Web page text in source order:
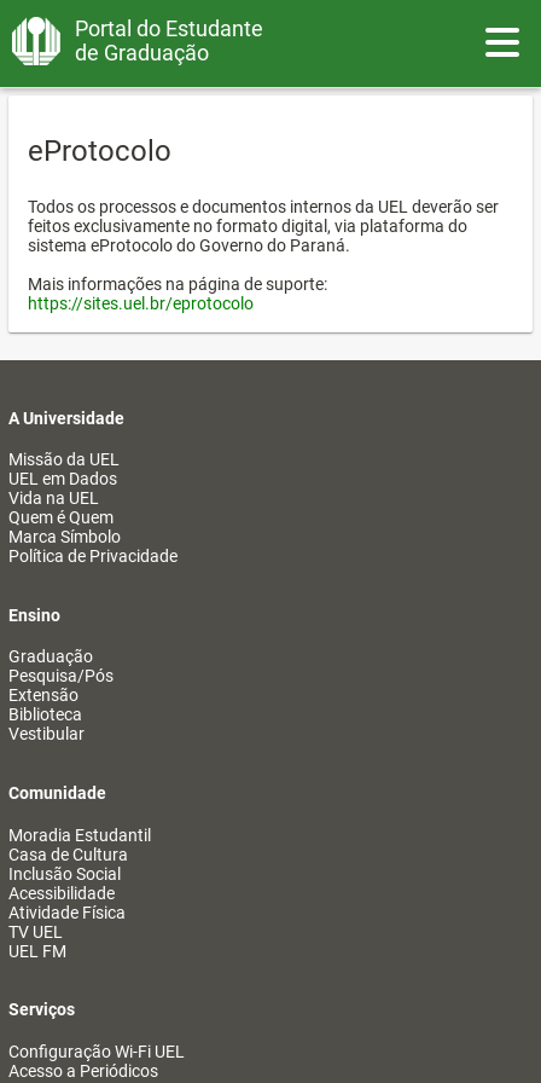
Portal do Estudante
de Graduação
eProtocolo
Todos os processos e documentos internos da UEL deverão ser
feitos exclusivamente no formato digital, via plataforma do
sistema eProtocolo do Governo do Paraná.
Mais informações na página de suporte:
https://sites.uel.br/eprotocolo
A Universidade
Missão da UEL
UEL em Dados
Vida na UEL
Quem é Quem
Marca Símbolo
Política de Privacidade
Ensino
Graduação
Pesquisa/Pós
Extensão
Biblioteca
Vestibular
Comunidade
Moradia Estudantil
Casa de Cultura
Inclusão Social
Acessibilidade
Atividade Física
TV UEL
UEL FM
Serviços
Configuração Wi-Fi UEL
Acesso a Periódicos